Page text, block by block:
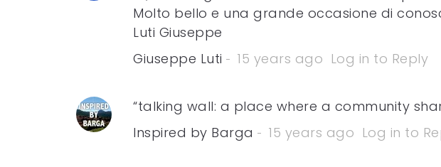
Molto bello e una grande occasione di
Luti Giuseppe
Giuseppe Luti
15 years ago Log in to Reply
“talking wall: a place where a community
Inspired by Barga
15 years ago Log in to